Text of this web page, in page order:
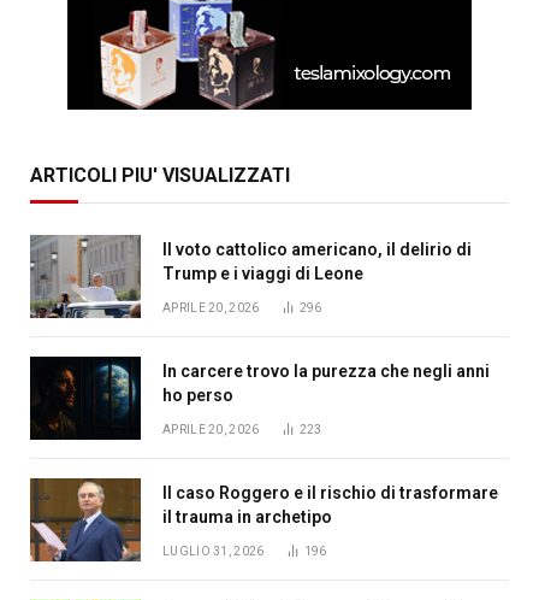
ARTICOLI PIU' VISUALIZZATI
Il voto cattolico americano, il delirio di
Trump e i viaggi di Leone
APRILE 20, 2026 296
In carcere trovo la purezza che negli anni
ho perso
APRILE 20, 2026 223
Il caso Roggero e il rischio di trasformare
il trauma in archetipo
LUGLIO 31, 2026 196